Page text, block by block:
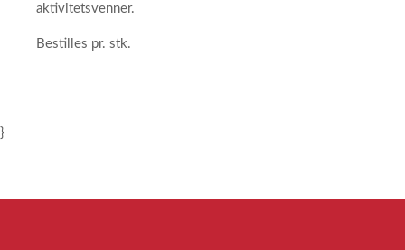
aktivitetsvenner.
Bestilles pr. stk.
}